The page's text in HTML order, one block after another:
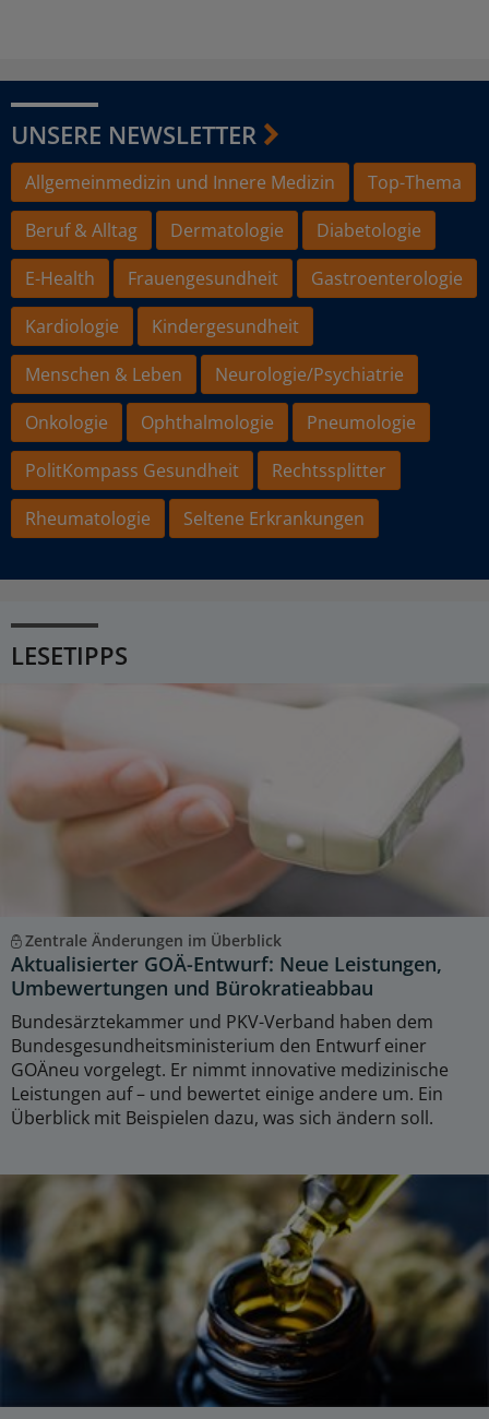
UNSERE NEWSLETTER
Allgemeinmedizin und Innere Medizin
Top-Thema
Beruf & Alltag
Dermatologie
Diabetologie
E-Health
Frauengesundheit
Gastroenterologie
Kardiologie
Kindergesundheit
Menschen & Leben
Neurologie/Psychiatrie
Onkologie
Ophthalmologie
Pneumologie
PolitKompass Gesundheit
Rechtssplitter
Rheumatologie
Seltene Erkrankungen
LESETIPPS
Zentrale Änderungen im Überblick
Aktualisierter GOÄ-Entwurf: Neue Leistungen,
Umbewertungen und Bürokratieabbau
Bundesärztekammer und PKV-Verband haben dem
Bundesgesundheitsministerium den Entwurf einer
GOÄneu vorgelegt. Er nimmt innovative medizinische
Leistungen auf – und bewertet einige andere um. Ein
Überblick mit Beispielen dazu, was sich ändern soll.